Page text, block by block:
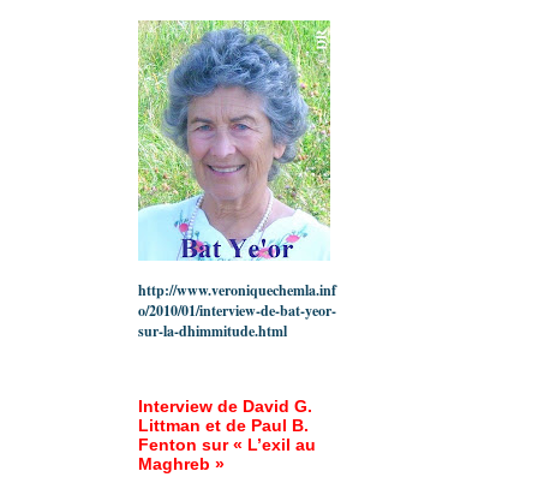
http://www.veroniquechemla.inf
o/2010/01/interview-de-bat-yeor-
sur-la-dhimmitude.html
Interview de David G.
Littman et de Paul B.
Fenton sur « L’exil au
Maghreb »